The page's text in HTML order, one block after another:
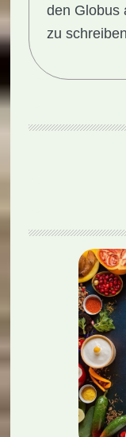
den Globus
zu